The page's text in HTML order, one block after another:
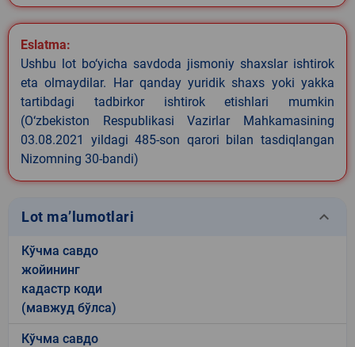
Eslatma:
Ushbu lot bo‘yicha savdoda jismoniy shaxslar ishtirok
eta olmaydilar. Har qanday yuridik shaxs yoki yakka
tartibdagi tadbirkor ishtirok etishlari mumkin
(O‘zbekiston Respublikasi Vazirlar Mahkamasining
03.08.2021 yildagi 485-son qarori bilan tasdiqlangan
Nizomning 30-bandi)
Lot ma’lumotlari keyboard_arrow_down
Кўчма савдо
жойининг
кадастр коди
(мавжуд бўлса)
Кўчма савдо